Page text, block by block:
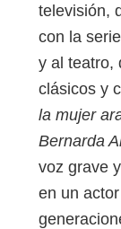
televisión,
con la serie
y al teatro,
clásicos y
la mujer
Bernarda
voz grave
en un